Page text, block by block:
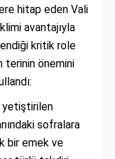
hitap eden Vali
avantajıyla
kritik role
terinin önemini
yetiştirilen
sofralara
bir emek ve